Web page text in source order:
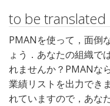
to be translated
PMANを使って，面倒
ょう．あなたの組織で
れませんか？PMANな
業績リストを出力でき
れていますので，あな